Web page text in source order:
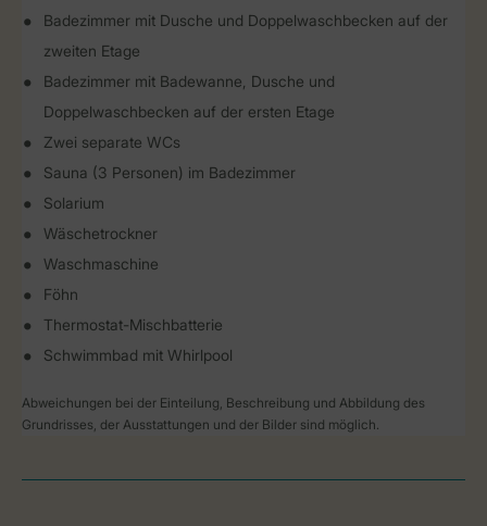
Badezimmer mit Dusche und Doppelwaschbecken auf der
zweiten Etage
Badezimmer mit Badewanne, Dusche und
Doppelwaschbecken auf der ersten Etage
Zwei separate WCs
Sauna (3 Personen) im Badezimmer
Solarium
Wäschetrockner
Waschmaschine
Föhn
Thermostat-Mischbatterie
Schwimmbad mit Whirlpool
Abweichungen bei der Einteilung, Beschreibung und Abbildung des
Grundrisses, der Ausstattungen und der Bilder sind möglich.